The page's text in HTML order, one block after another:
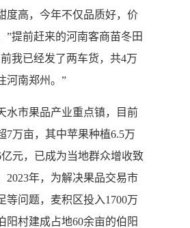
度高，今年不仅品质好，价
”提前赶来的河南客商苗冬田
我已经发了两车货，共4万
河南郑州。”
市果品产业重点镇，目前
7万亩，其中苹果种植6.5万
元，已成为当地群众增收致
2023年，为解决果品交易市
等问题，麦积区投入1700万
阳村建成占地60余亩的伯阳